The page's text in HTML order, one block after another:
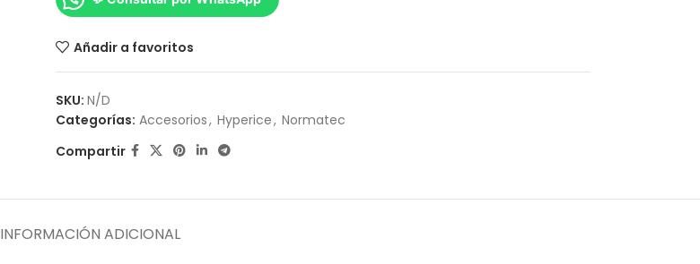
Añadir a favoritos
SKU: N/D
Categorías: Accesorios, Hyperice, Normatec
Compartir
INFORMACIÓN ADICIONAL